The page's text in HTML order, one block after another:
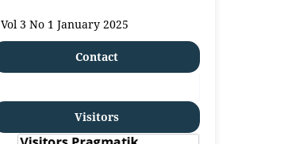
Vol 3 No 1 January 2025
Contact
Visitors